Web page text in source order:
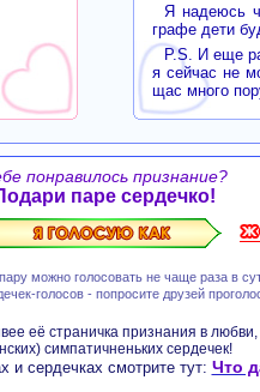
Я надеюсь
графе дети
P.S. И еще
я сейчас не
щас много
понравилось признание?
паре сердечко!
можно голосовать не чаще раза в
голосов - попросите друзей
её страничка признания в
симпатичненьких сердечек!
и сердечках смотрите тут: Что